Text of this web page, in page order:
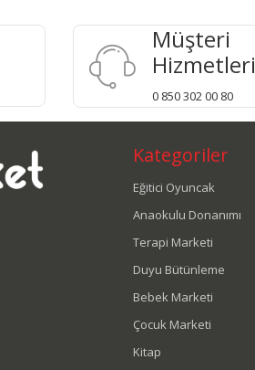
Müşteri
Hizmetleri
0 850 302 00 80
Kategoriler
Eğitici Oyuncak
Anaokulu Donanımı
Terapi Marketi
Duyu Bütünleme
Bebek Marketi
Çocuk Marketi
Kitap